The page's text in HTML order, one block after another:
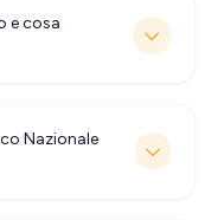
e cosa
Nazionale